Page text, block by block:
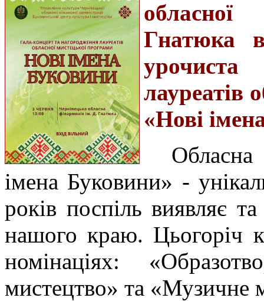
обласної
Гнатюка
лауреатів
«Нові
імена Буковини» -
років поспіль виявляє
нашого краю. Цьогоріч
номінаціях:
мистецтво» та «Музичне